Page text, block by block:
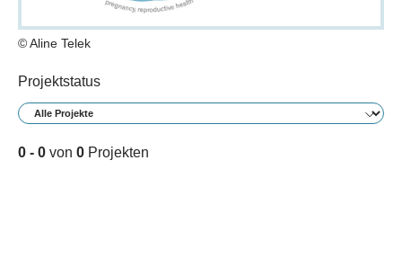
© Aline Telek
Projektstatus
0 - 0 von 0 Projekten